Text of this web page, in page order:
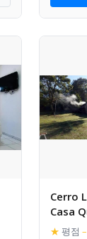
Cerro
Casa
★ 평점 –